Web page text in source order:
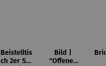
Beistelltis
ch 2er Set
Bild |
"Offenes